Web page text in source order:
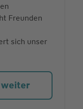
Freunden
sich unser
weiter